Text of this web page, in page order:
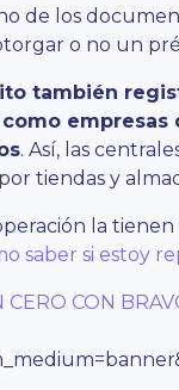
de los
o no un
también
. Así, las
tiendas y
la
saber si estoy
CERO CON